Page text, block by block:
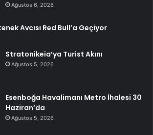
Ağustos 6, 2026
Avcısı Red Bull’a Geçiyor
Stratonikeia’ya Turist Akını
Ağustos 5, 2026
Esenboğa Havalimanı Metro İhalesi 30
Haziran’da
Ağustos 5, 2026